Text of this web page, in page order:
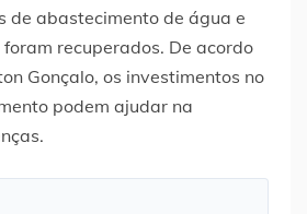
de abastecimento de água e
recuperados. De acordo
Gonçalo, os investimentos no
podem ajudar na